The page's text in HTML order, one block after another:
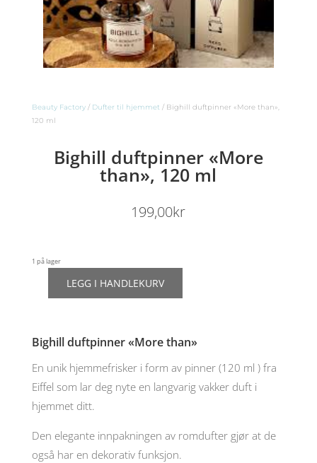
Beauty Factory/ Dufter til hjemmet/ Bighill duftpinner «More than»,
120 ml
Bighill duftpinner «More
than», 120 ml
199,00kr
1 på lager
120
antall
LEGG I HANDLEKURV
Bighill duftpinner «More than»
En unik hjemmefrisker i form av pinner (120 ml ) fra
Eiffel som lar deg nyte en langvarig vakker duft i
hjemmet ditt.
Den elegante innpakningen av romdufter gjør at de
også har en dekorativ funksjon.